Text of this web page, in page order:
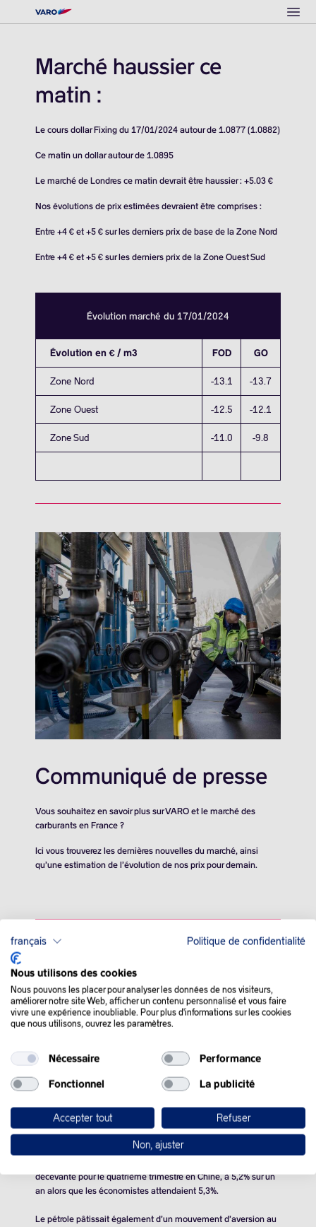
Marché haussier ce
matin :
Le cours dollar Fixing du 17/01/2024 autour de 1.0877 (1.0882)
Ce matin un dollar autour de 1.0895
Le marché de Londres ce matin devrait être haussier : +5.03 €
Nos évolutions de prix estimées devraient être comprises :
Entre +4 € et +5 € sur les derniers prix de base de la Zone Nord
Entre +4 € et +5 € sur les derniers prix de la Zone Ouest Sud
Évolution marché du 17/01/2024
Évolution en € / m3 FOD GO
Zone Nord -13.1 -13.7
Zone Ouest -12.5 -12.1
Zone Sud -11.0 -9.8
Communiqué de presse
Vous souhaitez en savoir plus sur VARO et le marché des
carburants en France ?
Ici vous trouverez les dernières nouvelles du marché, ainsi
qu’une estimation de l’évolution de nos prix pour demain.
QUE SE PASSE-T-IL
DANS LE MONDE :
Les cours du pétrole ont terminé en ordre dispersé, mercredi,
les prévisions enthousiastes de l’OPEP ayant limité l’inquiétude
liée à la demande d’or noir.
Les deux variétés de référence du marché ont longtemps
évolué nettement dans le rouge, lâchant jusqu’à 2,28%, avant
que les cours ne se redressent.
décevante pour le quatrième trimestre en Chine, à 5,2% sur un
an alors que les économistes attendaient 5,3%.
Le pétrole pâtissait également d’un mouvement d’aversion au
français Politique de confidentialité
Nous utilisons des cookies
Nous pouvons les placer pour analyser les données de nos visiteurs,
améliorer notre site Web, afficher un contenu personnalisé et vous faire
vivre une expérience inoubliable. Pour plus d'informations sur les cookies
que nous utilisons, ouvrez les paramètres.
Nécessaire Performance
Fonctionnel La publicité
Accepter tout Refuser
Non, ajuster